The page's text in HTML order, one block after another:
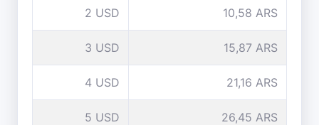
2 USD 10,58 ARS
3 USD 15,87 ARS
4 USD 21,16 ARS
5 USD 26,45 ARS